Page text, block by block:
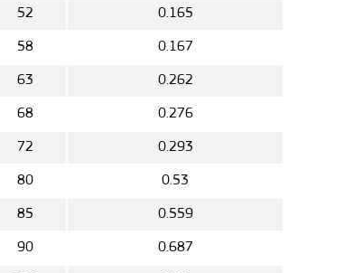
52 0.165
58 0.167
63 0.262
68 0.276
72 0.293
80 0.53
85 0.559
90 0.687